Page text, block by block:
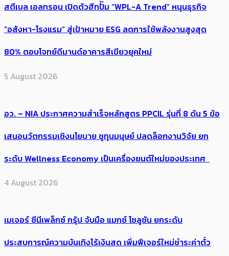
สตีเบล เอลทรอน เปิดตัวฮีทปั๊ม “WPL-A Trend” หนุนธุรกิจ
“อสังหา-โรงแรม” สู่เป้าหมาย ESG ลดการใช้พลังงานสูงสุด
80% ตอบโจทย์ดีมานด์อาคารสีเขียวยุคใหม่
5 August 2026
อว. – NIA ประกาศความสำเร็จหลักสูตร PPCIL รุ่นที่ 8 ดัน 5 ข้อ
เสนอนวัตกรรมเชิงนโยบาย ชูทุนมนุษย์ ปลดล็อกงานวิจัย ยก
ระดับ Wellness Economy เป็นเครื่องยนต์ใหม่ของประเทศ
4 August 2026
เมเจอร์ ซีนีเพล็กซ์ กรุ้ป จับมือ แมกซ์ โซลูชัน ยกระดับ
ประสบการณ์ความบันเทิงไร้เงินสด เพิ่มฟีเจอร์ใหม่ชำระค่าตั๋ว